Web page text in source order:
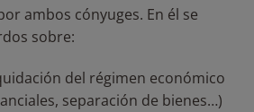
ambos cónyuges. En él se
sobre:
del régimen económico
separación de bienes…)